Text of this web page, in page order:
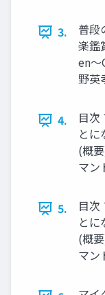
3.
普段
楽鑑
en
野英
4.
目次
と
(概
マン
5.
目次
と
(概
マン